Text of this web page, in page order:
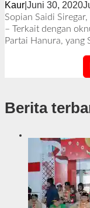
Kaur| Juni 30, 2020
Sopian Saidi
– Terkait dengan
Partai Hanura, yang
Berita